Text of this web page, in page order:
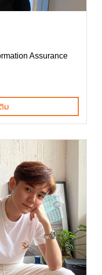
Assurance
ม